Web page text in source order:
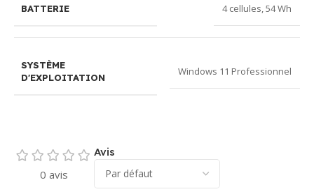
BATTERIE 4 cellules, 54 Wh
SYSTÈME
D'EXPLOITATION
Windows 11 Professionnel
0 avis
Avis